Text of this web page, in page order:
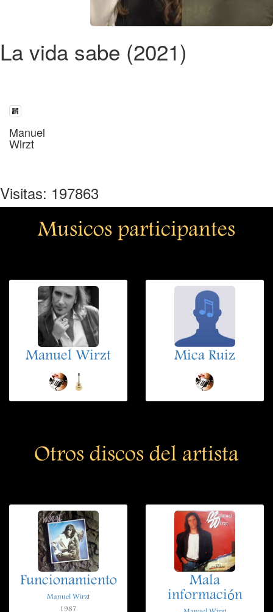
La vida sabe (2021)
Manuel
Wirzt
Visitas: 197863
Musicos participantes
Manuel Wirzt Mica Ruiz
Otros discos del artista
Funcionamiento
Manuel Wirzt
1987
Mala
información